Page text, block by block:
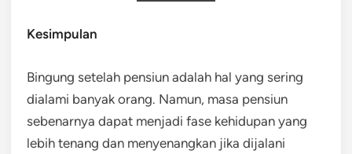
Kesimpulan
Bingung setelah pensiun adalah hal yang sering
dialami banyak orang. Namun, masa pensiun
sebenarnya dapat menjadi fase kehidupan yang
lebih tenang dan menyenangkan jika dijalani